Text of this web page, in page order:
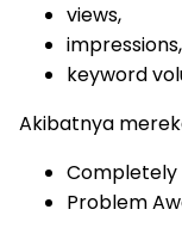
views,
impressions,
keyword
Akibatnya
Completely
Problem